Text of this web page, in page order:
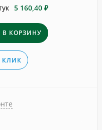
5 160,40 ₽
В КОРЗИНУ
КЛИК